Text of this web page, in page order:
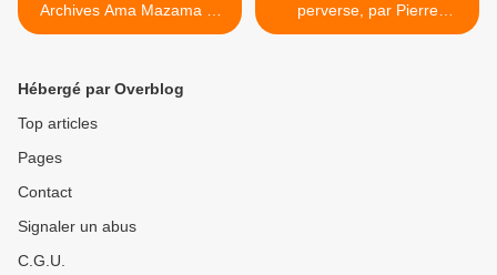
Archives Ama Mazama et
Brothers Jimmy ) : Quand
racialisme prospère.
perverse, par Pierre
Desproges. >
Hébergé par Overblog
Top articles
Pages
Contact
Signaler un abus
C.G.U.